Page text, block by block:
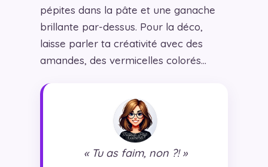
pépites dans la pâte et une ganache
brillante par-dessus. Pour la déco,
laisse parler ta créativité avec des
amandes, des vermicelles colorés…
« Tu as faim, non ?! »